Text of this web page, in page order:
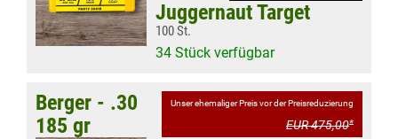
Juggernaut Target
100 St.
34 Stück verfügbar
Unser ehemaliger Preis vor der Preisreduzierung
EUR 475,00*
Berger - .30
185 gr